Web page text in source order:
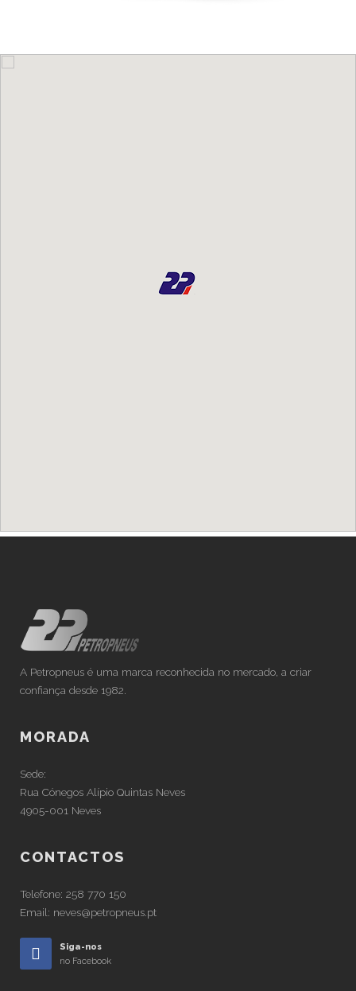
A Petropneus é uma marca reconhecida no mercado, a criar
confiança desde 1982.
MORADA
Sede:
Rua Cónegos Alípio Quintas Neves
4905-001 Neves
CONTACTOS
Telefone: 258 770 150
Email: neves@petropneus.pt
Siga-nos
no Facebook